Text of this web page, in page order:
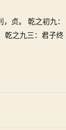
贞。 乾之初九：
乾之九三：君子终